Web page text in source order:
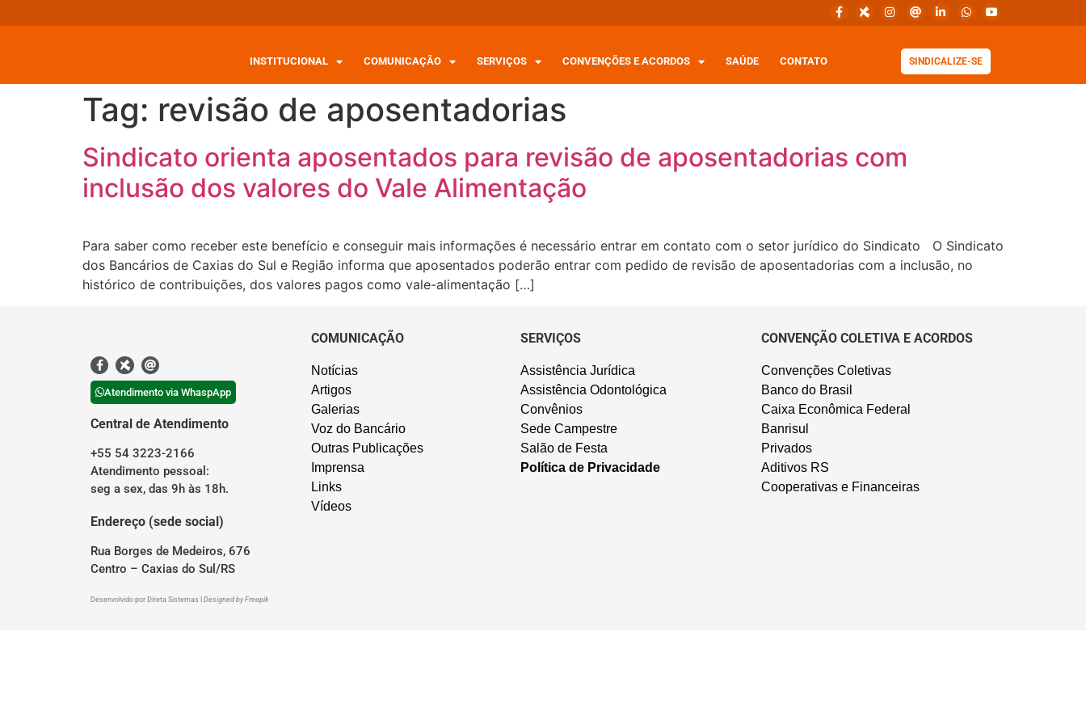
INSTITUCIONAL COMUNICAÇÃO SERVIÇOS CONVENÇÕES E ACORDOS SAÚDE CONTATO SINDICALIZE-SE
Tag: revisão de aposentadorias
Sindicato orienta aposentados para revisão de aposentadorias com
inclusão dos valores do Vale Alimentação
Para saber como receber este benefício e conseguir mais informações é necessário entrar em contato com o setor jurídico do Sindicato O Sindicato
dos Bancários de Caxias do Sul e Região informa que aposentados poderão entrar com pedido de revisão de aposentadorias com a inclusão, no
histórico de contribuições, dos valores pagos como vale-alimentação […]
Atendimento via WhaspApp
Central de Atendimento
+55 54 3223-2166
Atendimento pessoal:
seg a sex, das 9h às 18h.
Endereço (sede social)
Rua Borges de Medeiros, 676
Centro – Caxias do Sul/RS
Desenvolvido por Direta Sistemas Designed by Freepik
COMUNICAÇÃO
Notícias
Artigos
Galerias
Voz do Bancário
Outras Publicações
Imprensa
Links
Vídeos
SERVIÇOS
Assistência Jurídica
Assistência Odontológica
Convênios
Sede Campestre
Salão de Festa
Política de Privacidade
CONVENÇÃO COLETIVA E ACORDOS
Convenções Coletivas
Banco do Brasil
Caixa Econômica Federal
Banrisul
Privados
Aditivos RS
Cooperativas e Financeiras